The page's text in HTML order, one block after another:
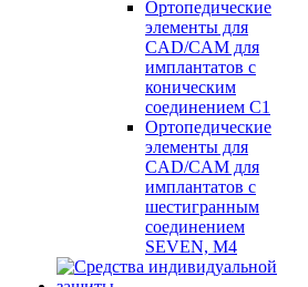
Ортопедические
элементы для
CAD/CAM для
имплантатов с
коническим
соединением С1
Ортопедические
элементы для
CAD/CAM для
имплантатов с
шестигранным
соединением
SEVEN, М4